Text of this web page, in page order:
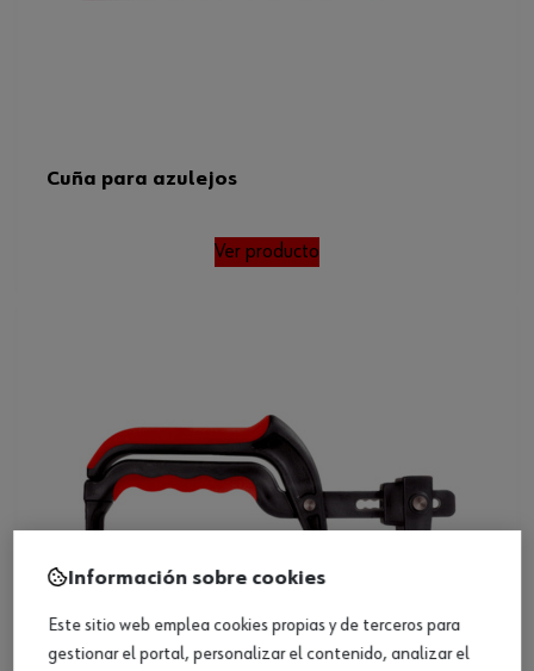
Cuña para azulejos
Ver producto
Información sobre cookies
Este sitio web emplea cookies propias y de terceros para
gestionar el portal, personalizar el contenido, analizar el